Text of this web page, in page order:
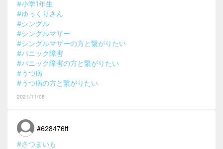
#小学1年生
#ゆっくりさん
#シングル
#シングルマザー
#シングルマザーの方と繋がりたい
#パニック障害
#パニック障害の方と繋がりたい
#うつ病
#うつ病の方と繋がりたい
2021/11/08
#628476ff
#さつまいも